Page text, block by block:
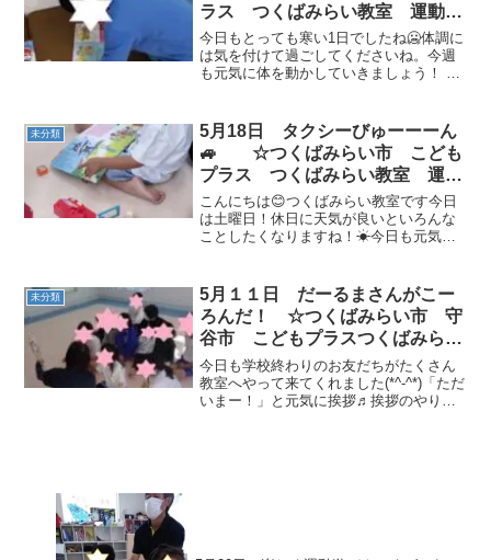
ラス つくばみらい教室 運動療
育 運動遊び 受給者証 放課後
等デイサービス
今日もとっても寒い1日でしたね🥶体調に
は気を付けて過ごしてくださいね。今週
も元気に体を動かしていきましょう！ 今
くれました(*'ω'*) ★マジックカップカッ
プの中にボ...
未分類
5月18日 タクシーびゅーーーん
🚙 ☆つくばみらい市 こども
プラス つくばみらい教室 運動
療育 運動遊び 放課後等デイサ
ービス 受給者証 発達支援
こんにちは😊つくばみらい教室です今日
は土曜日！休日に天気が良いといろんな
ことしたくなりますね！☀今日も元気な
ーストップ サーキットサーキットでは
フープジャンプ 平均台 ...
未分類
5月１１日 だーるまさんがこー
ろんだ！ ☆つくばみらい市 守
谷市 こどもプラスつくばみらい
教室 運動療育 放課後等デイサ
ービス 受給者証
今日も学校終わりのお友だちがたくさん
教室へやって来てくれました(*^-^*)「ただ
いまー！」と元気に挨拶♬挨拶のやりと